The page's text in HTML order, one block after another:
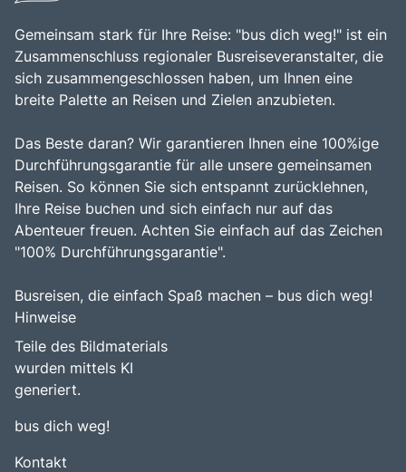
Gemeinsam stark für Ihre Reise: "bus dich weg!" ist ein
Zusammenschluss regionaler Busreiseveranstalter, die
sich zusammengeschlossen haben, um Ihnen eine
breite Palette an Reisen und Zielen anzubieten.
Das Beste daran? Wir garantieren Ihnen eine 100%ige
Durchführungsgarantie für alle unsere gemeinsamen
Reisen. So können Sie sich entspannt zurücklehnen,
Ihre Reise buchen und sich einfach nur auf das
Abenteuer freuen. Achten Sie einfach auf das Zeichen
"100% Durchführungsgarantie".
Busreisen, die einfach Spaß machen – bus dich weg!
Hinweise
Teile des Bildmaterials
wurden mittels KI
generiert.
bus dich weg!
Kontakt